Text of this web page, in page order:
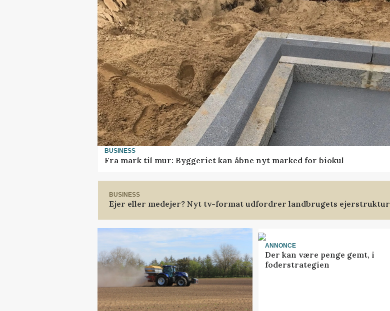
BUSINESS
Fra mark til mur: Byggeriet kan åbne nyt marked for biokul
BUSINESS
Ejer eller medejer? Nyt tv-format udfordrer landbrugets ejerstruktur
ANNONCE
Der kan være penge gemt, i
foderstrategien